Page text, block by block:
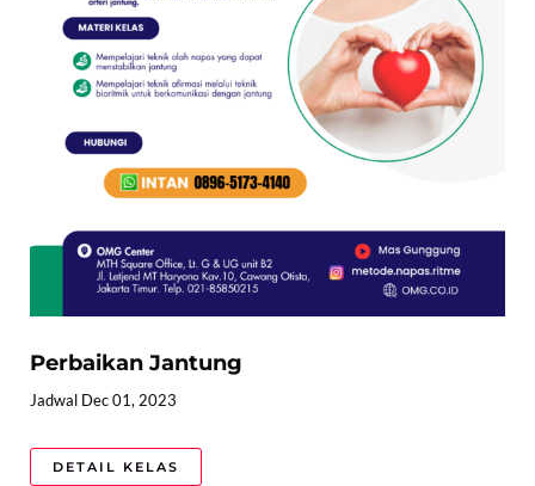
Perbaikan Jantung
Jadwal Dec 01, 2023
DETAIL KELAS